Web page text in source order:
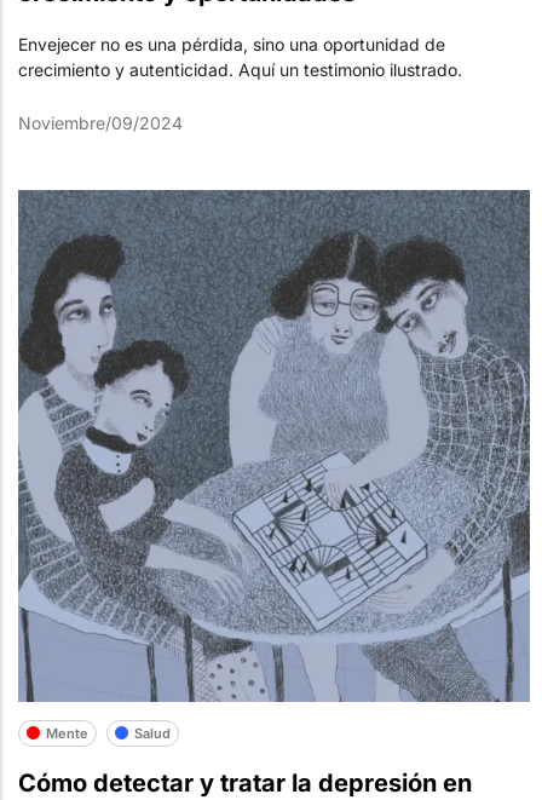
Envejecer no es una pérdida, sino una oportunidad de
crecimiento y autenticidad. Aquí un testimonio ilustrado.
Noviembre/09/2024
Mente Salud
Cómo detectar y tratar la depresión en